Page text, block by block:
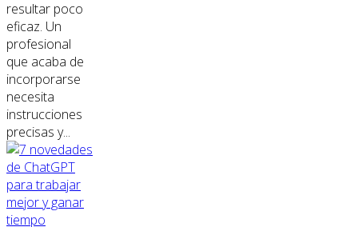
resultar poco
eficaz. Un
profesional
que acaba de
incorporarse
necesita
instrucciones
precisas y...